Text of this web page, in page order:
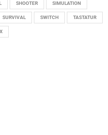
SHOOTER SIMULATION
SURVIVAL SWITCH TASTATUR